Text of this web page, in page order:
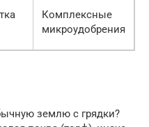
Комплексные
микроудобрения
землю с грядки?